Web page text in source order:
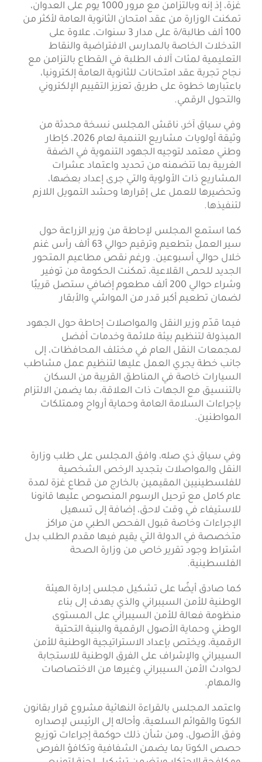
غزة، إذ إنه وبالتزامن مع مرور 1000 يوم على العدوان،
تمكنت الوزارة من عقد امتحان الثانوية العامة لأكثر من
100 ألف طالبة/ة على مدار 3 سنوات، علاوة على
التدخلات الخاصة بالمدارس الافتراضية والنقاط
التعليمية لمئات آلاف الطلبة في القطاع بالتزامن مع
نجاح تجربة عقد امتحانات للثانوية العامة إلكترونيا،
باعتبارها خطوة على طريق تعزيز التقييم الإلكتروني
والتحول الرقمي.
وفي سياق آخر، ناقش المجلس نسخة محدثة من
وثيقة أولويات مشاريع التنمية لعام 2026، كإطار
وطني معتمد لتوجيه الجهود التنموية في الضفة
الغربية بما تتضمنه من تحديد واعتماد عشرات
المشاريع ذات الأولوية والتي جرى إعداد بعضها،
وتحضيرها للعمل على إقرارها وحشد التمويل اللازم
لتنفيذها.
كما استمع المجلس لإحاطة من وزير الزراعة حول
سير العمل بتطعيم وترقيم حوالي 63 ألف رأس غنم
خلال حوالي أسبوعين. ورغم نقص مطاعيم المتحور
الجديد للحمى القلاعية، تمكنت الحكومة من توفير
وشراء حوالي 200 ألف مطعوم إضافي ستصل قريبًا
لضمان تطعيم أكبر قدر من المواشي والأبقار
فيما قدّم وزير النقل والمواصلات إحاطة حول الجهود
المبذولة لتنظيم بيئة ملائمة وخدمات أفضل
لمجمعات النقل العام في مختلف المحافظات، إلى
جانب خطة يجري العمل عليها لتنظيم عمل مشاطب
السيارات خاصة في المناطق القريبة من السكان
بالتنسيق مع الجهات ذات العلاقة، بما يضمن الالتزام
بإجراءات السلامة العامة وحماية أرواح وممتلكات
المواطنين.
وفي سياق ذي صله، وافق المجلس على طلب وزارة
النقل والمواصلات بتجديد الرخص الشخصية
للفلسطينيين المقيمين بالخارج من قطاع غزة لمدة
عام كامل مع ترحيل الرسوم المنصوص عليها قانونا
للاستيفاء في وقت لاحق، إضافة إلى تسهيل
الإجراءات وخاصة قبول الفحص الطبي من مراكز
متخصصة في الدولة التي يقيم فيها مقدم الطلب بدل
اشتراط وجود تقرير خاص من وزارة الصحة
الفلسطينية.
كما صادق أيضًا على تشكيل مجلس إدارة الهيئة
الوطنية للأمن السيبراني والذي يهدف إلى بناء
منظومة فعالة للأمن السيبراني على المستوى
الوطني وحماية الأصول الرقمية والبنية التحتية
الرقمية، ويختص بإعداد الاستراتيجية الوطنية للأمن
السيبراني والإشراف على الفرق الوطنية للاستجابة
لحوادث الأمن السيبراني وغيرها من الاختصاصات
والمهام.
واعتمد المجلس بالقراءة النهائية مشروع قرار بقانون
الكوتا والقوائم السلعية، وأحاله إلى الرئيس لإصداره
وفق الأصول، ومن شأن ذلك حوكمة إجراءات توزيع
حصص الكوتا بما يضمن الشفافية وتكافؤ الفرص